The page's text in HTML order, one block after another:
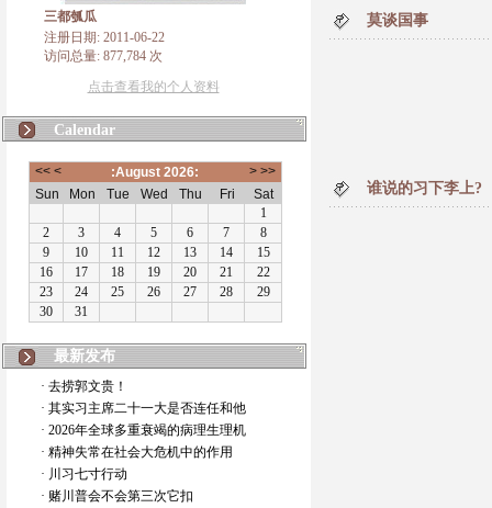
三都瓠瓜
注册日期: 2011-06-22
访问总量: 877,784 次
点击查看我的个人资料
Calendar
最新发布
· 去捞郭文贵！
· 其实习主席二十一大是否连任和他
· 2026年全球多重衰竭的病理生理机
· 精神失常在社会大危机中的作用
· 川习七寸行动
· 赌川普会不会第三次它扣
莫谈国事
谁说的习下李上?